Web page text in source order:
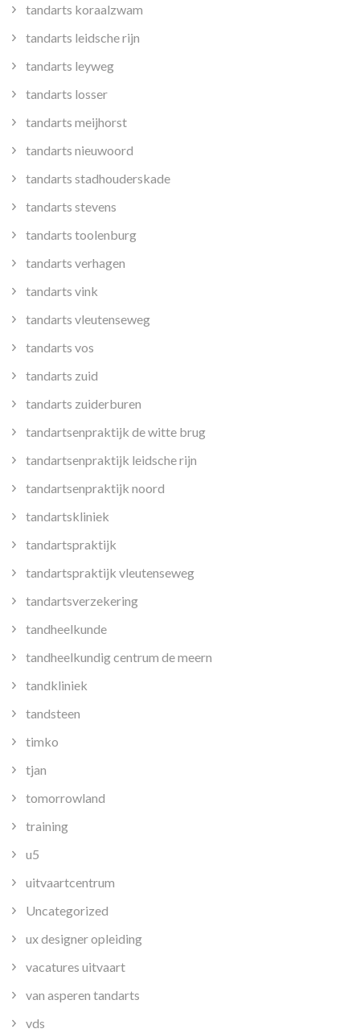
tandarts koraalzwam
tandarts leidsche rijn
tandarts leyweg
tandarts losser
tandarts meijhorst
tandarts nieuwoord
tandarts stadhouderskade
tandarts stevens
tandarts toolenburg
tandarts verhagen
tandarts vink
tandarts vleutenseweg
tandarts vos
tandarts zuid
tandarts zuiderburen
tandartsenpraktijk de witte brug
tandartsenpraktijk leidsche rijn
tandartsenpraktijk noord
tandartskliniek
tandartspraktijk
tandartspraktijk vleutenseweg
tandartsverzekering
tandheelkunde
tandheelkundig centrum de meern
tandkliniek
tandsteen
timko
tjan
tomorrowland
training
u5
uitvaartcentrum
Uncategorized
ux designer opleiding
vacatures uitvaart
van asperen tandarts
vds